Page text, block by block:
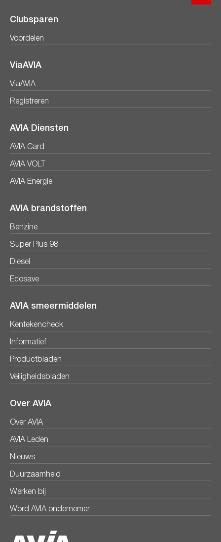
Clubsparen
Voordelen
ViaAVIA
ViaAVIA
Registreren
AVIA Diensten
AVIA Card
AVIA VOLT
AVIA Energie
AVIA brandstoffen
Benzine
Super Plus 98
Diesel
Ecosave
AVIA smeermiddelen
Kentekencheck
Informatief
Productbladen
Veiligheidsbladen
Over AVIA
Over AVIA
AVIA Leden
Nieuws
Duurzaamheid
Werken bij
Word AVIA ondernemer